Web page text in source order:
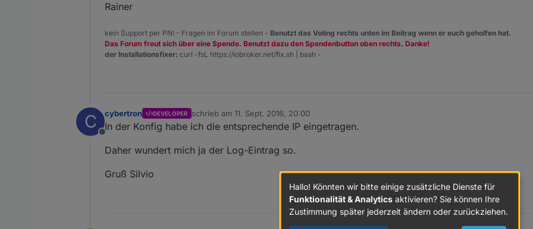
Rainer
kein Support per PN! - Fragen im Forum stellen - Benutzt das Voting rechts unten im Beitrag wenn er euch geholfen hat.
Das Forum freut sich über eine Spende. Benutzt dazu den Spendenbutton oben rechts. Danke!
der Installationsfixer: curl -fsL https://iobroker.net/fix.sh | bash -
C
Offline
cybertron DEVELOPER schrieb am 11. Sept. 2016, 20:00
zuletzt editiert von
In der Konfig habe ich die entsprechende IP eingetragen.
Daher wundert mich ja der Log-Eintrag so.
Gruß Silvio
Hallo! Könnten wir bitte einige zusätzliche Dienste für
Funktionalität & Analytics aktivieren? Sie können Ihre
Zustimmung später jederzeit ändern oder zurückziehen.